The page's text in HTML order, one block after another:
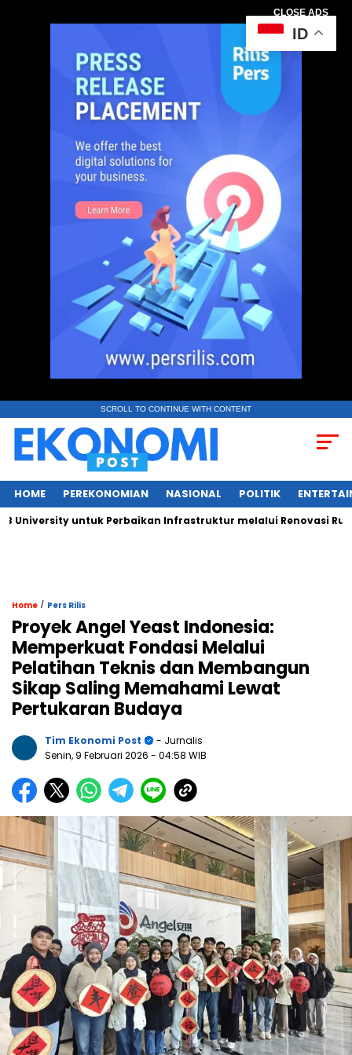
CLOSE ADS
SCROLL TO CONTINUE WITH CONTENT
HOME PEREKONOMIAN NASIONAL POLITIK
untuk Perbaikan Infrastruktur melalui Renovasi Ruang
Home / Pers Rilis
Proyek Angel Yeast Indonesia:
Memperkuat Fondasi Melalui
Pelatihan Teknis dan Membangun
Sikap Saling Memahami Lewat
Pertukaran Budaya
Tim Ekonomi Post
- Jurnalis
Senin, 9 Februari 2026 - 04:58 WIB
ID